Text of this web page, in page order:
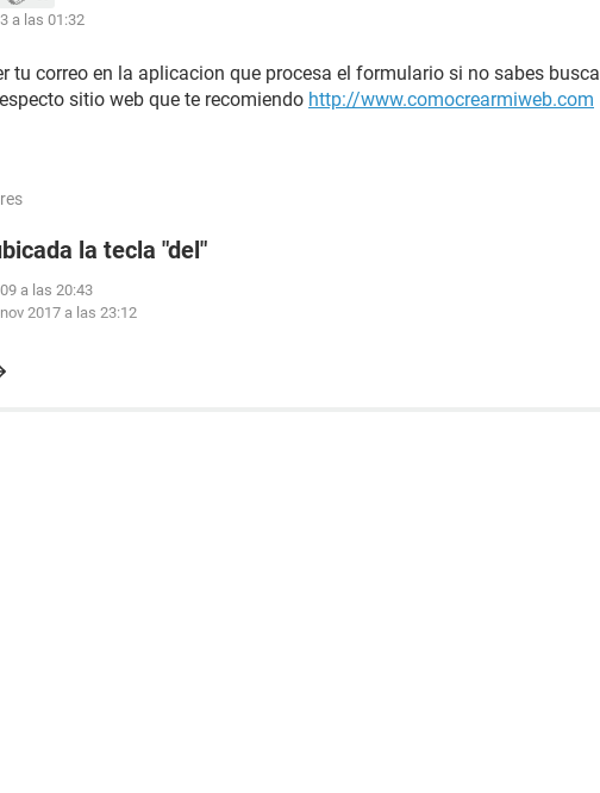
a las 01:32
tu correo en la aplicacion que procesa el formulario si no sabes busca
sitio web que te recomiendo http://www.comocrearmiweb.com
la tecla "del"
a las 20:43
2017 a las 23:12